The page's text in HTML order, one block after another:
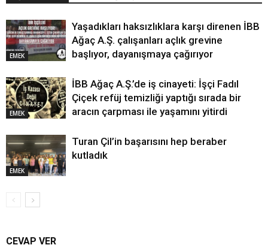
EMEK
Yaşadıkları haksızlıklara karşı direnen İBB
Ağaç A.Ş. çalışanları açlık grevine
başlıyor, dayanışmaya çağırıyor
EMEK
İBB Ağaç A.Ş.’de iş cinayeti: İşçi Fadıl
Çiçek refüj temizliği yaptığı sırada bir
aracın çarpması ile yaşamını yitirdi
EMEK
Turan Çil’in başarısını hep beraber
kutladık
CEVAP VER